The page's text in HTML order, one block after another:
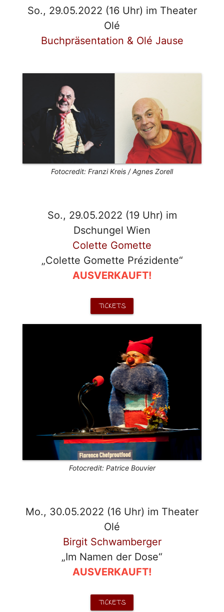
So., 29.05.2022 (16 Uhr) im Theater
Olé
Buchpräsentation & Olé Jause
Fotocredit: Franzi Kreis / Agnes Zorell
So., 29.05.2022 (19 Uhr) im
Dschungel Wien
Colette Gomette
„Colette Gomette Prézidente“
AUSVERKAUFT!
TICKETS
Fotocredit: Patrice Bouvier
Mo., 30.05.2022 (16 Uhr) im Theater
Olé
Birgit Schwamberger
„Im Namen der Dose“
AUSVERKAUFT!
TICKETS